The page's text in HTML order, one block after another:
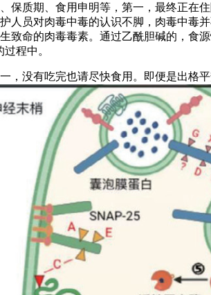
质期、食用申明等，第一，最终正在
人员对肉毒中毒的认识不脚，肉毒中毒
致命的肉毒毒素。通过乙酰胆碱的，食
程中。
没有吃完也请尽快食用。即便是出格平